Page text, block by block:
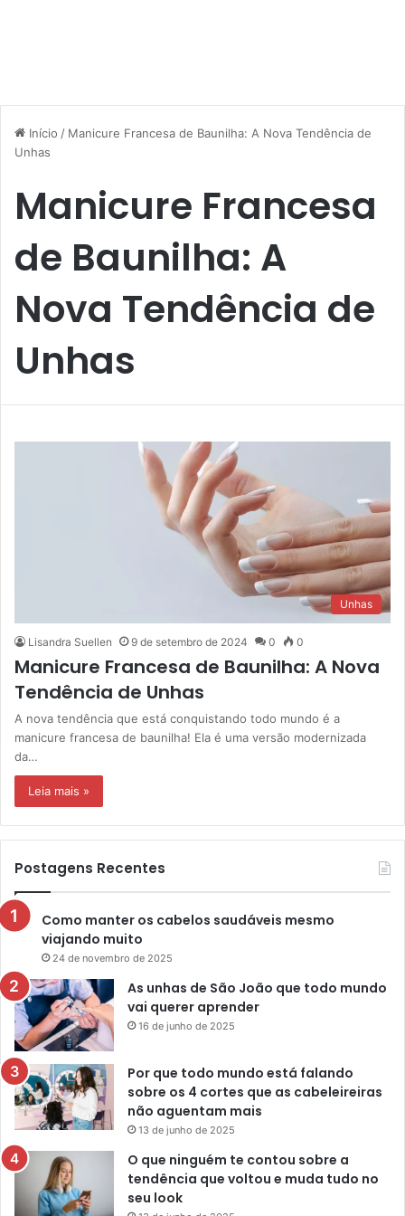
Início / Manicure Francesa de Baunilha: A Nova Tendência de
Unhas
Manicure Francesa
de Baunilha: A
Nova Tendência de
Unhas
Unhas
Lisandra Suellen 9 de setembro de 2024 0 0
Manicure Francesa de Baunilha: A Nova
Tendência de Unhas
A nova tendência que está conquistando todo mundo é a
manicure francesa de baunilha! Ela é uma versão modernizada
da…
Leia mais »
Postagens Recentes
Como manter os cabelos saudáveis mesmo
viajando muito
24 de novembro de 2025
As unhas de São João que todo mundo
vai querer aprender
16 de junho de 2025
Por que todo mundo está falando
sobre os 4 cortes que as cabeleireiras
não aguentam mais
13 de junho de 2025
O que ninguém te contou sobre a
tendência que voltou e muda tudo no
seu look